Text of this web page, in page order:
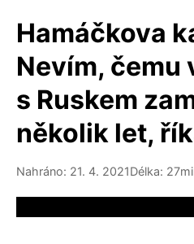
Hamáčkova
Nevím, čemu
s Ruskem
několik let,
Nahráno: 21. 4. 2021Délka: